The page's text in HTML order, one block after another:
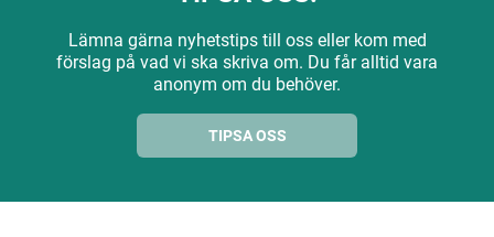
Lämna gärna nyhetstips till oss eller kom med
förslag på vad vi ska skriva om. Du får alltid vara
anonym om du behöver.
TIPSA OSS